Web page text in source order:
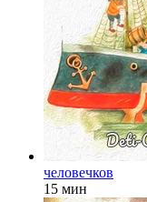
человечков
15 мин